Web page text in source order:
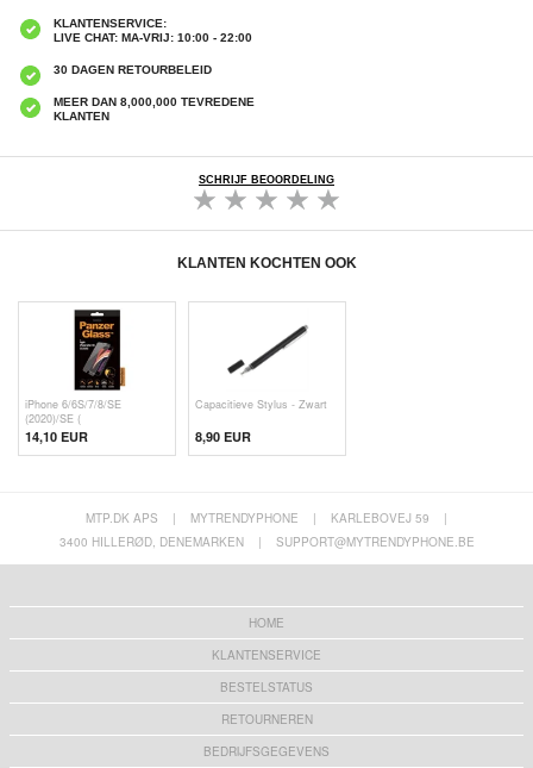
KLANTENSERVICE:
LIVE CHAT: MA-VRIJ: 10:00 - 22:00
30 DAGEN RETOURBELEID
MEER DAN 8,000,000 TEVREDENE
KLANTEN
SCHRIJF BEOORDELING
KLANTEN KOCHTEN OOK
iPhone 6/6S/7/8/SE
(2020)/SE (
14,10 EUR
Capacitieve Stylus - Zwart
8,90 EUR
MTP.DK APS | MYTRENDYPHONE | KARLEBOVEJ 59
|
3400 HILLERØD, DENEMARKEN
| SUPPORT@MYTRENDYPHONE.BE
HOME
KLANTENSERVICE
BESTELSTATUS
RETOURNEREN
BEDRIJFSGEGEVENS